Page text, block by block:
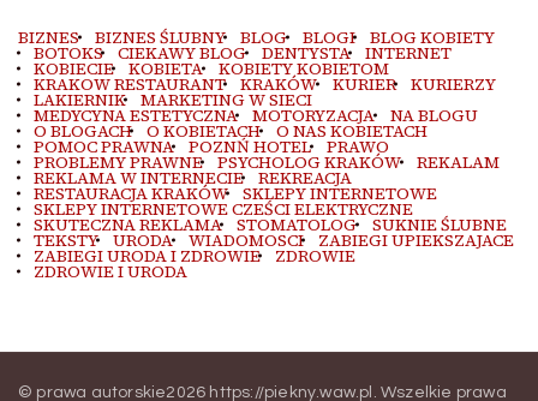
BIZNES BIZNES ŚLUBNY BLOG BLOGI BLOG KOBIETY
BOTOKS CIEKAWY BLOG DENTYSTA INTERNET
KOBIECIE KOBIETA KOBIETY KOBIETOM
KRAKOW RESTAURANT KRAKÓW KURIER KURIERZY
LAKIERNIK MARKETING W SIECI
MEDYCYNA ESTETYCZNA MOTORYZACJA NA BLOGU
O BLOGACH O KOBIETACH O NAS KOBIETACH
POMOC PRAWNA POZNŃ HOTEL PRAWO
PROBLEMY PRAWNE PSYCHOLOG KRAKÓW REKALAM
REKLAMA W INTERNECIE REKREACJA
RESTAURACJA KRAKÓW SKLEPY INTERNETOWE
SKLEPY INTERNETOWE CZEŚCI ELEKTRYCZNE
SKUTECZNA REKLAMA STOMATOLOG SUKNIE ŚLUBNE
TEKSTY URODA WIADOMOSCI ZABIEGI UPIEKSZAJACE
ZABIEGI URODA I ZDROWIE ZDROWIE
ZDROWIE I URODA
© prawa autorskie2026 https://piekny.waw.pl . Wszelkie prawa